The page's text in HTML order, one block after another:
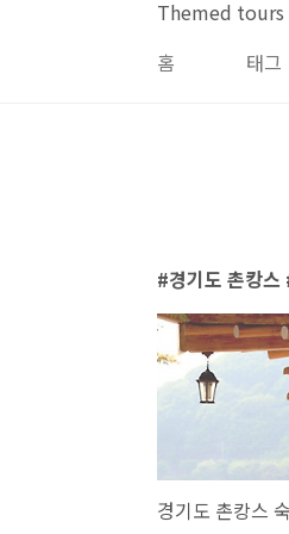
Themed tours
홈
태그
경기도 촌캉스